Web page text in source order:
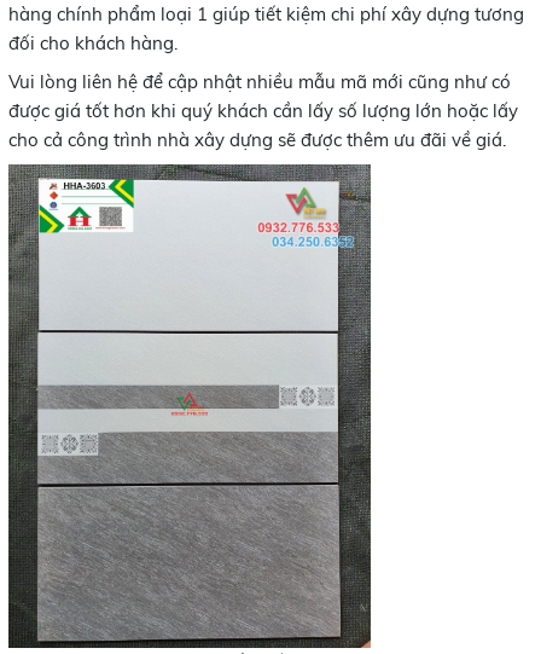
hàng chính phẩm loại 1 giúp tiết kiệm chi phí xây dựng tương
đối cho khách hàng.
Vui lòng liên hệ để cập nhật nhiều mẫu mã mới cũng như có
được giá tốt hơn khi quý khách cần lấy số lượng lớn hoặc lấy
cho cả công trình nhà xây dựng sẽ được thêm ưu đãi về giá.